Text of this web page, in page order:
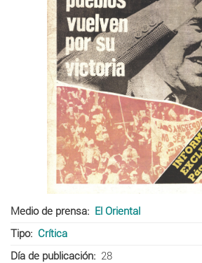
Medio de prensa
El Oriental
Tipo
Crítica
Día de publicación
28